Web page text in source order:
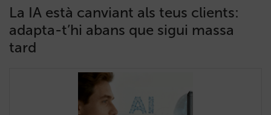
La IA està canviant als teus clients:
adapta-t’hi abans que sigui massa
tard